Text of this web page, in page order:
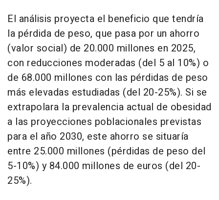
El análisis proyecta el beneficio que tendría
la pérdida de peso, que pasa por un ahorro
(valor social) de 20.000 millones en 2025,
con reducciones moderadas (del 5 al 10%) o
de 68.000 millones con las pérdidas de peso
más elevadas estudiadas (del 20-25%). Si se
extrapolara la prevalencia actual de obesidad
a las proyecciones poblacionales previstas
para el año 2030, este ahorro se situaría
entre 25.000 millones (pérdidas de peso del
5-10%) y 84.000 millones de euros (del 20-
25%).